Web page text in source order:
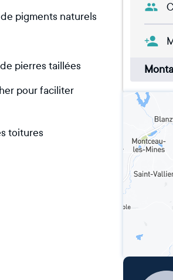
pigments naturels
pierres taillées
pour faciliter
toitures